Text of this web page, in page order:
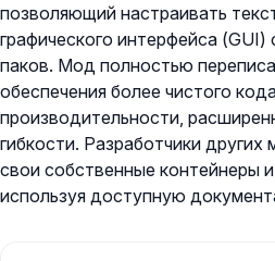
позволяющий настраивать
графического интерфейса
паков. Мод полностью
обеспечения более чистого
производительности,
гибкости. Разработчики
свои собственные контейнеры
используя доступную